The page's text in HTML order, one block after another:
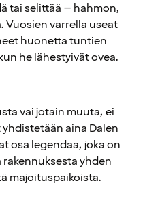
tai selittää – hahmon,
Vuosien varrella useat
huonetta tuntien
he lähestyivät ovea.
vai jotain muuta, ei
aina Dalen
osa legendaa, joka on
yhden
majoituspaikoista.